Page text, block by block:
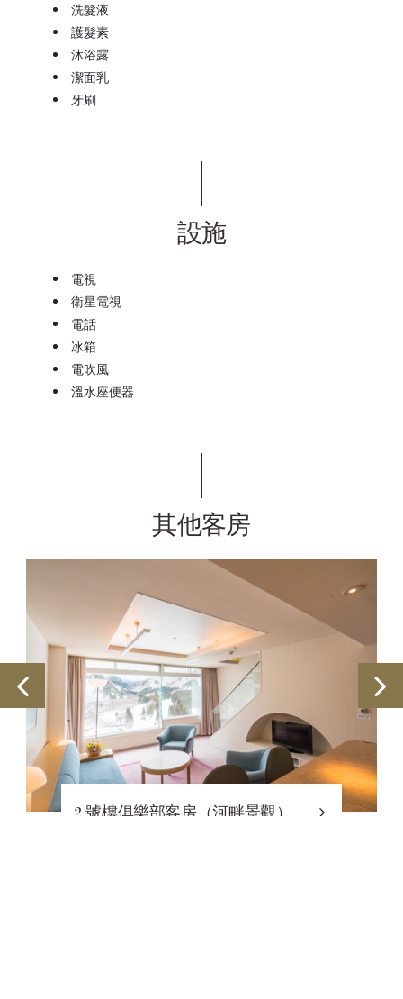
洗髮液
護髮素
沐浴露
潔面乳
牙刷
設施
電視
衛星電視
電話
冰箱
電吹風
溫水座便器
其他客房
2 號樓俱樂部客房（河畔景觀）